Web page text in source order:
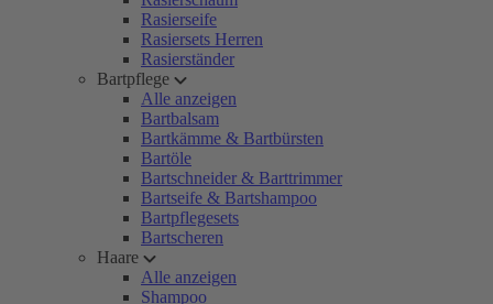
Rasierseife
Rasiersets Herren
Rasierständer
Bartpflege
Alle anzeigen
Bartbalsam
Bartkämme & Bartbürsten
Bartöle
Bartschneider & Barttrimmer
Bartseife & Bartshampoo
Bartpflegesets
Bartscheren
Haare
Alle anzeigen
Shampoo